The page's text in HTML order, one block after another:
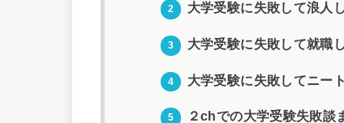
2 大学受験に失敗して浪人
3 大学受験に失敗して就職
4 大学受験に失敗してニー
5 ２chでの大学受験失敗談